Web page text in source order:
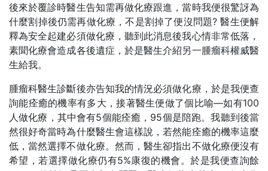
後來於覆診時醫生告知需再做化療跟進，當時我便很驚訝為
什麼割掉後仍需再做化療，不是割掉了便沒問題? 醫生便解
釋為安全起建必須做化療，聽到此消息後我心情非常低落，
素聞化療會造成各後遺症，於是醫生介紹另一腫瘤科權威醫
生給我。
腫瘤科醫生診斷後亦告知我的情況必須做化療，於是我便查
詢能痊癒的機率有多大，接著醫生便做了個比喻—如有100
人做化療，其中會有5個能痊癒，95個是陪跑。我聽到後當
然很好奇當時為什麼醫生會這樣說，若然能痊癒的機率這麼
低，當然選擇不做化療。然而，醫生卻指出不做化療便沒有
希望，若選擇做化療仍有5%康復的機會。於是我便查詢餘